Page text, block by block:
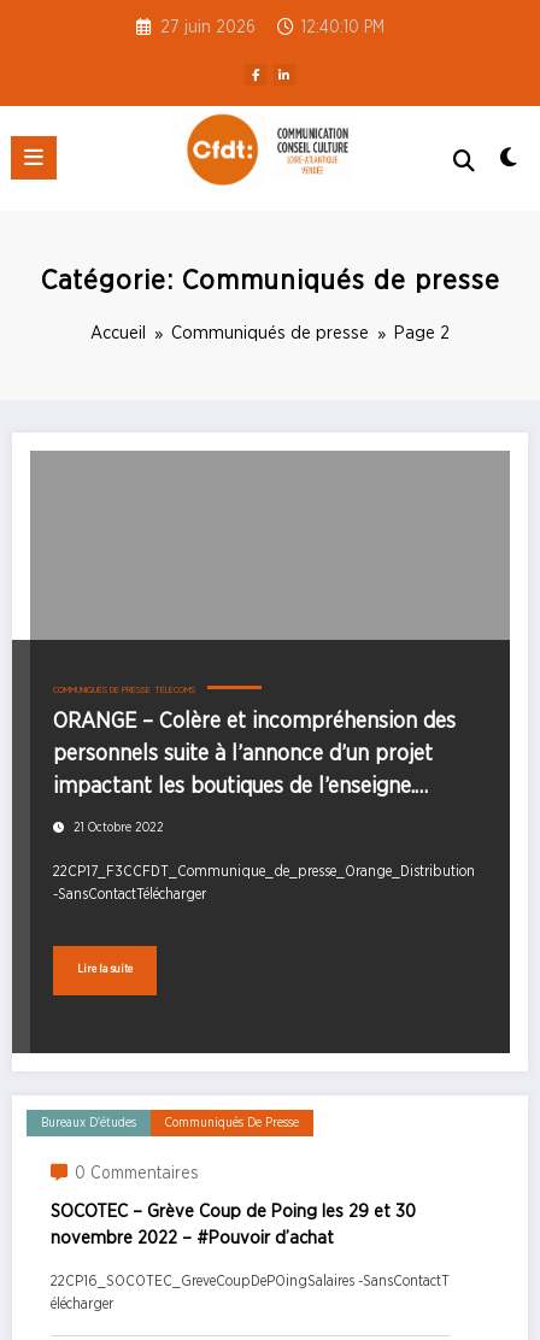
27 juin 2026 12:40:10 PM
Catégorie: Communiqués de presse
Accueil Communiqués de presse Page 2
COMMUNIQUÉS DE PRESSE TÉLÉCOMS
ORANGE – Colère et incompréhension des
personnels suite à l’annonce d’un projet
impactant les boutiques de l’enseigne.
Communiqué de Presse – 20 octobre 2022
21 Octobre 2022
22CP17_F3CCFDT_Communique_de_presse_Orange_Distribution
-SansContactTélécharger
Lire la suite
Bureaux D'études Communiqués De Presse
0 Commentaires
SOCOTEC – Grève Coup de Poing les 29 et 30
novembre 2022 – #Pouvoir d’achat
22CP16_SOCOTEC_GreveCoupDePOingSalaires -SansContactT
élécharger